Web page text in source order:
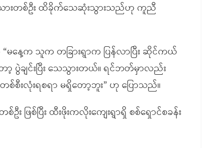
ားတစ်ဦး ထိခိုက်သေဆုံးသွားသည်ဟု ကူညီ
မနေ့က သူက တခြားရွာက ပြန်လာပြီး ဆိုင်ကယ်
ချင်းပြီး သေသွားတယ်။ ရင်ဘတ်မှာလည်း
လုံးရစရာ မရှိတော့ဘူး” ဟု ပြောသည်။
ဖြစ်ပြီး ထီးဖိုးကလိုးကျေးရွာရှိ စစ်ရှောင်စခန်း